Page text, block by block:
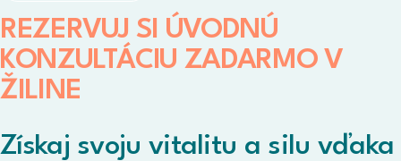
REZERVUJ SI ÚVODNÚ
KONZULTÁCIU ZADARMO V
ŽILINE
Získaj svoju vitalitu a silu vďaka